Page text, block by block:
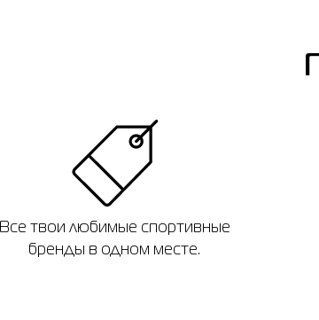
Все твои любимые спортивные
бренды в одном месте.